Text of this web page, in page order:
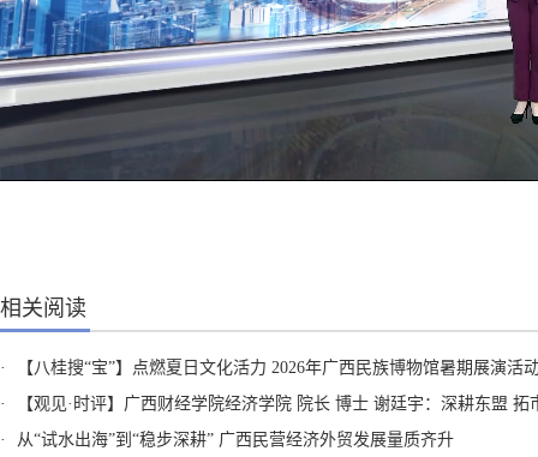
相关阅读
·
【八桂搜“宝”】点燃夏日文化活力 2026年广西民族博物馆暑期展演活
·
【观见·时评】广西财经学院经济学院 院长 博士 谢廷宇：深耕东盟 拓市全球 广西民企向海正当
·
从“试水出海”到“稳步深耕” 广西民营经济外贸发展量质齐升